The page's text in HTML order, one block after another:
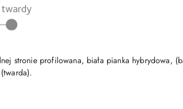
stronie profilowana, biała pianka hybrydowa,